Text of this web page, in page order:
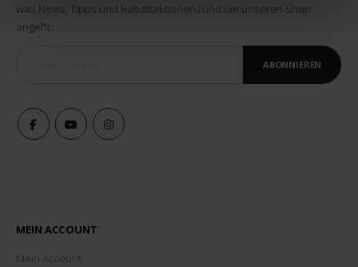
was News, Tipps und Rabattaktionen rund um unseren Shop
angeht.
ABONNIEREN
MEIN ACCOUNT
Mein Account